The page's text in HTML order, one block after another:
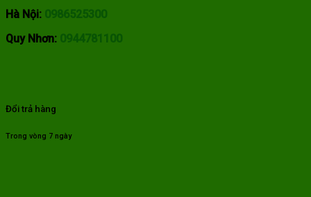
Hà Nội: 0986525300
Quy Nhơn: 0944781100
Đổi trả hàng
Trong vòng 7 ngày